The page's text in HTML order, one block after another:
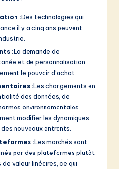
:Des technologies qui
il y a cinq ans peuvent
:La demande de
et de personnalisation
le pouvoir d’achat.
:Les changements en
des données, de
environnementales
modifier les dynamiques
nouveaux entrants.
:Les marchés sont
par des plateformes plutôt
valeur linéaires, ce qui